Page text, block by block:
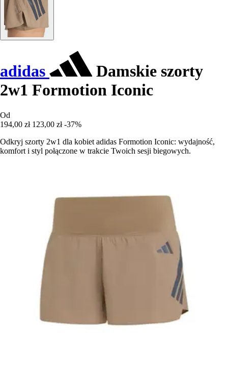
adidas
Damskie szorty
2w1 Formotion Iconic
Od
194,00 zł 123,00 zł -37%
Odkryj szorty 2w1 dla kobiet adidas Formotion Iconic: wydajność,
komfort i styl połączone w trakcie Twoich sesji biegowych.